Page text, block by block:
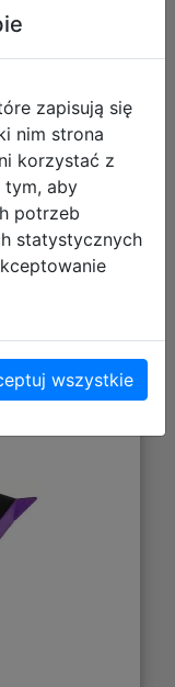
Tray -
Kości -
zapisują się
nim strona
korzystać z
tym, aby
potrzeb
statystycznych
wszystkie